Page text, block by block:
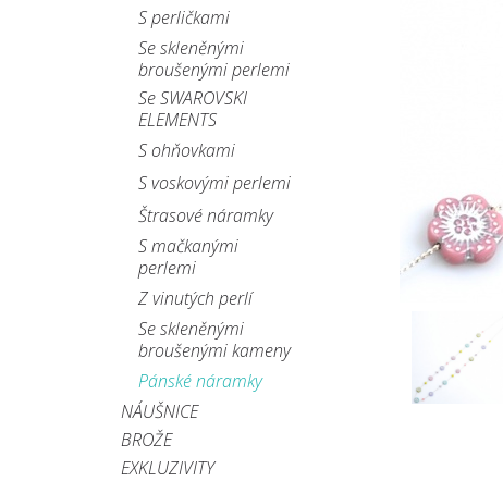
S perličkami
Se skleněnými
broušenými perlemi
Se SWAROVSKI
ELEMENTS
S ohňovkami
S voskovými perlemi
Štrasové náramky
S mačkanými
perlemi
Z vinutých perlí
Se skleněnými
broušenými kameny
Pánské náramky
NÁUŠNICE
BROŽE
EXKLUZIVITY